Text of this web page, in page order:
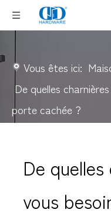
Vous êtes ici:
De quelles
porte cachée ?
De
vous